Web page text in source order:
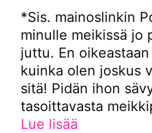
*Sis. mainoslinkin
minulle meikissä jo
juttu. En
kuinka olen joskus
sitä! Pidän ihon
tasoittavasta
Lue lisää